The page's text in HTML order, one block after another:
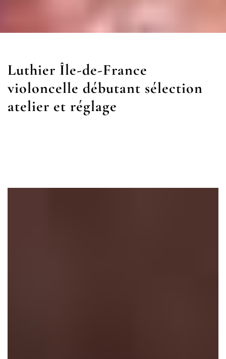
Luthier Île-de-France
violoncelle débutant sélection
atelier et réglage